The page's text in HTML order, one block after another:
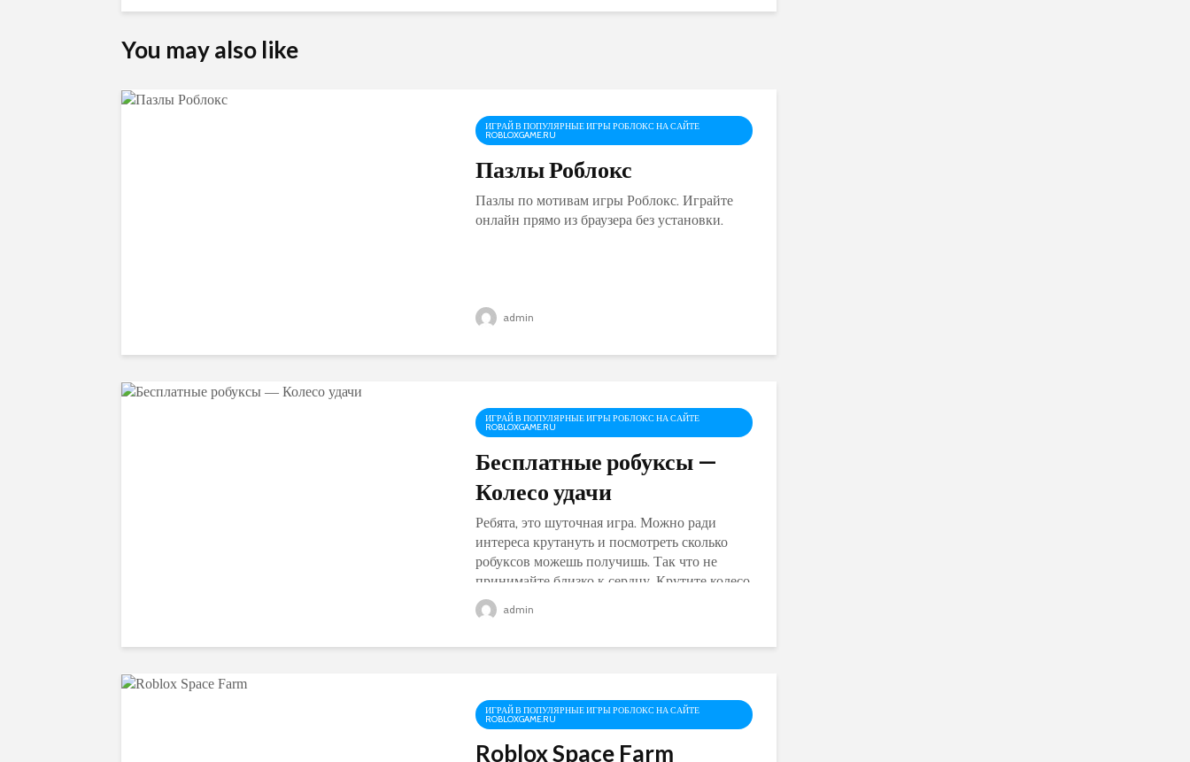
You may also like
ИГРАЙ В ПОПУЛЯРНЫЕ ИГРЫ РОБЛОКС НА САЙТЕ
ROBLOXGAME.RU
Пазлы Роблокс
Пазлы по мотивам игры Роблокс. Играйте
онлайн прямо из браузера без установки.
admin
ИГРАЙ В ПОПУЛЯРНЫЕ ИГРЫ РОБЛОКС НА САЙТЕ
ROBLOXGAME.RU
Бесплатные робуксы —
Колесо удачи
Ребята, это шуточная игра. Можно ради
интереса крутануть и посмотреть сколько
робуксов можешь получишь. Так что не
принимайте близко к сердцу. Крутите колесо
Испытай удачу! Крути колесо и смотри
сколько виртуальных...
admin
ИГРАЙ В ПОПУЛЯРНЫЕ ИГРЫ РОБЛОКС НА САЙТЕ
ROBLOXGAME.RU
Roblox Space Farm